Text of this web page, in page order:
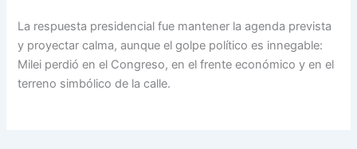
La respuesta presidencial fue mantener la agenda prevista
y proyectar calma, aunque el golpe político es innegable:
Milei perdió en el Congreso, en el frente económico y en el
terreno simbólico de la calle.